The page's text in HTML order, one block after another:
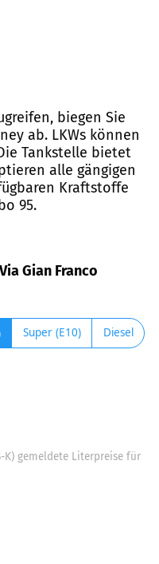
biegen Sie
ab. LKWs können
Tankstelle bietet
alle gängigen
Kraftstoffe
95.
Gian Franco
Super (E10) Diesel
K) gemeldete Literpreise für